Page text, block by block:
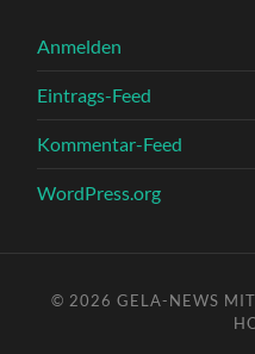
Anmelden
Eintrags-Feed
Kommentar-Feed
WordPress.org
© 2026GELA-NEWS